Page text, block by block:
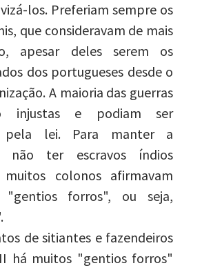
los. Preferiam sempre os
que consideravam de mais
apesar deles serem os
dos portugueses desde o
A maioria das guerras
injustas e podiam ser
pela lei. Para manter a
não ter escravos índios
colonos afirmavam
forros", ou seja,
de sitiantes e fazendeiros
há muitos "gentios forros"